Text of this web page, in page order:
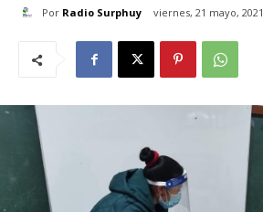
Por Radio Surphuy viernes, 21 mayo, 2021